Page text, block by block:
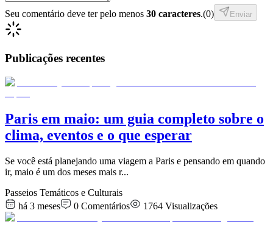
Seu comentário deve ter pelo menos 30 caracteres.(0) Enviar
Publicações recentes
Paris em maio: um guia completo sobre o
clima, eventos e o que esperar
Se você está planejando uma viagem a Paris e pensando em quando
ir, maio é um dos meses mais r...
Passeios Temáticos e Culturais
há 3 meses
0 Comentários 1764 Visualizações